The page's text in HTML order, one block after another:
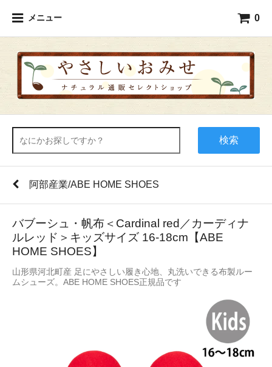
メニュー 0
検索
阿部産業/ABE HOME SHOES
バブーシュ・帆布＜Cardinal red／カーディナ
ルレッド＞キッズサイズ 16-18cm【ABE
HOME SHOES】
山形県河北町産 足にやさしい履き心地、丸洗いできる布製ルー
ムシューズ。ABE HOME SHOES正規品です